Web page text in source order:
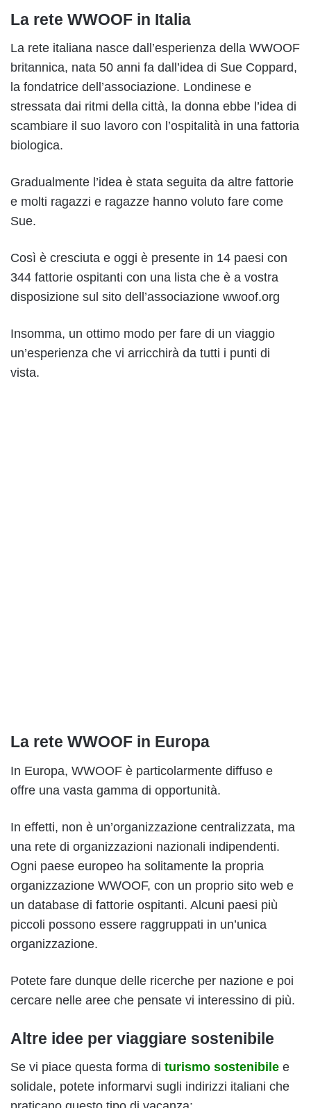
La rete WWOOF in Italia
La rete italiana nasce dall’esperienza della WWOOF
britannica, nata 50 anni fa dall’idea di Sue Coppard,
la fondatrice dell’associazione. Londinese e
stressata dai ritmi della città, la donna ebbe l’idea di
scambiare il suo lavoro con l’ospitalità in una fattoria
biologica.
Gradualmente l’idea è stata seguita da altre fattorie
e molti ragazzi e ragazze hanno voluto fare come
Sue.
Così è cresciuta e oggi è presente in 14 paesi con
344 fattorie ospitanti con una lista che è a vostra
disposizione sul sito dell’associazione wwoof.org
Insomma, un ottimo modo per fare di un viaggio
un’esperienza che vi arricchirà da tutti i punti di
vista.
La rete WWOOF in Europa
In Europa, WWOOF è particolarmente diffuso e
offre una vasta gamma di opportunità.
In effetti, non è un’organizzazione centralizzata, ma
una rete di organizzazioni nazionali indipendenti.
Ogni paese europeo ha solitamente la propria
organizzazione WWOOF, con un proprio sito web e
un database di fattorie ospitanti. Alcuni paesi più
piccoli possono essere raggruppati in un’unica
organizzazione.
Potete fare dunque delle ricerche per nazione e poi
cercare nelle aree che pensate vi interessino di più.
Altre idee per viaggiare sostenibile
Se vi piace questa forma di turismo sostenibile e
solidale, potete informarvi sugli indirizzi italiani che